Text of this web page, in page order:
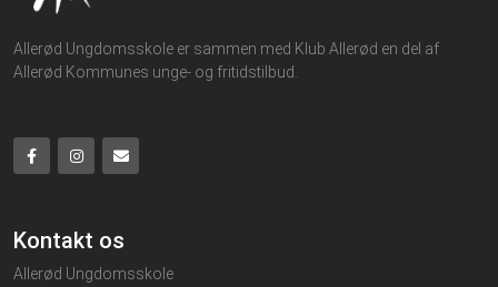
Allerød Ungdomsskole er sammen med Klub Allerød en del af
Allerød Kommunes unge- og fritidstilbud.
Kontakt os
Allerød Ungdomsskole